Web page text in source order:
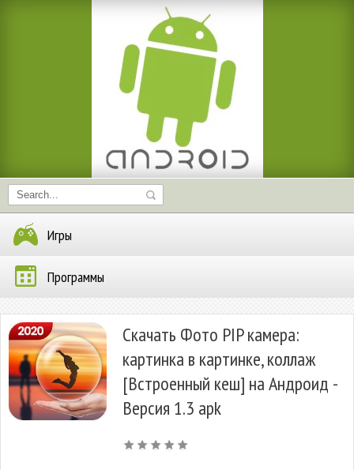
Игры
Программы
Скачать Фото PIP камера:
картинка в картинке, коллаж
[Встроенный кеш] на Андроид -
Версия 1.3 apk